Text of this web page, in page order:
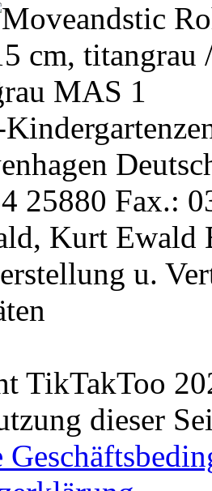
25880 Fax.:
Kurt Ewald
u.
TikTakToo
dieser